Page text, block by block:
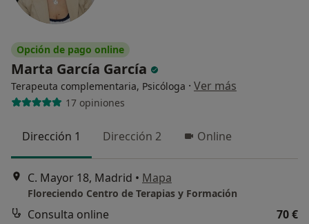
Opción de pago online
Marta García García
Terapeuta complementaria, Psicóloga · Ver más
17 opiniones
Dirección 1 Dirección 2 Online
C. Mayor 18, Madrid • Mapa
Floreciendo Centro de Terapias y Formación
Consulta online 70 €